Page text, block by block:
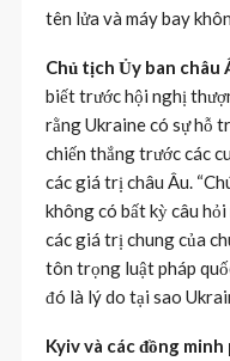
tên lửa và máy bay
Chủ tịch Ủy ban châu
biết trước hội nghị
rằng Ukraine có sự hỗ
chiến thắng trước các
các giá trị châu Âu.
không có bất kỳ câu
các giá trị chung của
tôn trọng luật pháp
đó là lý do tại sao
Kyiv và các đồng